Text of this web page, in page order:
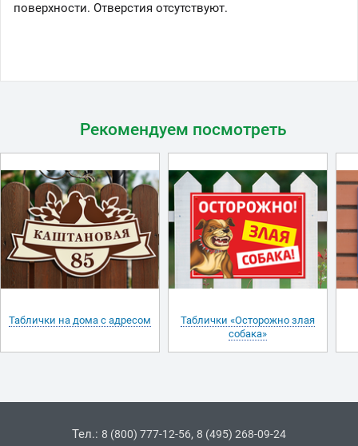
поверхности. Отверстия отсутствуют.
Рекомендуем посмотреть
Таблички на дома с адресом
Таблички «Осторожно злая
собака»
Тел.: 8 (800) 777-12-56, 8 (495) 268-09-24